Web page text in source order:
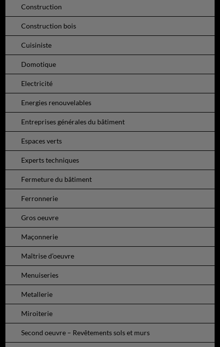
Construction
Construction bois
Cuisiniste
Domotique
Electricité
Energies renouvelables
Entreprises générales du bâtiment
Espaces verts
Experts techniques
Fermeture du bâtiment
Ferronnerie
Gros oeuvre
Maçonnerie
Maîtrise d’oeuvre
Menuiseries
Metallerie
Miroiterie
Second oeuvre – Revêtements sols et murs